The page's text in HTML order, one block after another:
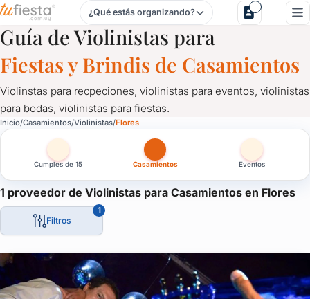
Violinistas para Casamientos en Flores
¿Qué estás organizando?
Guía de Violinistas para
Fiestas y Brindis de Casamientos
Violinstas para recpeciones, violinistas para eventos, violinistas
para bodas, violinistas para fiestas.
Inicio Casamientos Violinistas Flores
Cumples de 15 Casamientos Eventos
1 proveedor de Violinistas para Casamientos en Flores
Filtros
1
Violinistas para Casamientos en Flores
Violinstas para recpeciones, violinistas para eventos,